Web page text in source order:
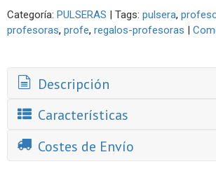
Categoría: PULSERAS Tags: pulsera
profesoras profe regalos-profesoras
Descripción
Características
Costes de Envío